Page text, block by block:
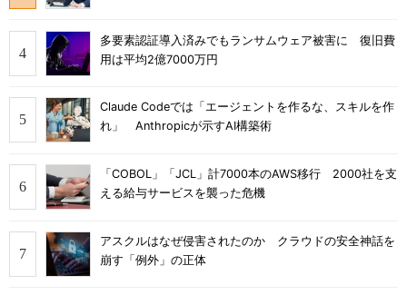
多要素認証導入済みでもランサムウェア被害に 復旧費
用は平均2億7000万円
Claude Codeでは「エージェントを作るな、スキルを作
れ」 Anthropicが示すAI構築術
「COBOL」「JCL」計7000本のAWS移行 2000社を支
える給与サービスを襲った危機
アスクルはなぜ侵害されたのか クラウドの安全神話を
崩す「例外」の正体